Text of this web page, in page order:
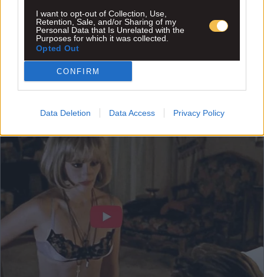
I want to opt-out of Collection, Use,
Retention, Sale, and/or Sharing of my
Personal Data that Is Unrelated with the
Purposes for which it was collected.
Opted Out
CONFIRM
Data Deletion Data Access Privacy Policy